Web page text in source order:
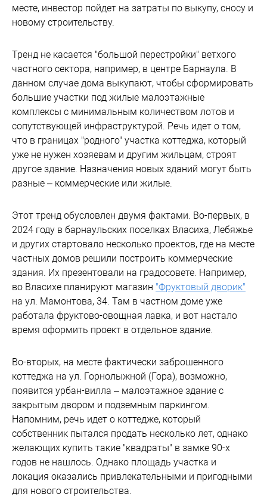
месте, инвестор пойдет на затраты по выкупу, сносу и
новому строительству.
Тренд не касается "большой перестройки" ветхого
частного сектора, например, в центре Барнаула. В
данном случае дома выкупают, чтобы сформировать
большие участки под жилые малоэтажные
комплексы с минимальным количеством лотов и
сопутствующей инфраструктурой. Речь идет о том,
что в границах "родного" участка коттеджа, который
уже не нужен хозяевам и другим жильцам, строят
другое здание. Назначения новых зданий могут быть
разные – коммерческие или жилые.
Этот тренд обусловлен двумя фактами. Во-первых, в
2024 году в барнаульских поселках Власиха, Лебяжье
и других стартовало несколько проектов, где на месте
частных домов решили построить коммерческие
здания. Их презентовали на градосовете. Например,
во Власихе планируют магазин "Фруктовый дворик"
на ул. Мамонтова, 34. Там в частном доме уже
работала фруктово-овощная лавка, и вот настало
время оформить проект в отдельное здание.
Во-вторых, на месте фактически заброшенного
коттеджа на ул. Горнолыжной (Гора), возможно,
появится урбан-вилла – малоэтажное здание с
закрытым двором и подземным паркингом.
Напомним, речь идет о коттедже, который
собственник пытался продать несколько лет, однако
желающих купить такие "квадраты" в замке 90-х
годов не нашлось. Однако площадь участка и
локация оказались привлекательными и пригодными
для нового строительства.